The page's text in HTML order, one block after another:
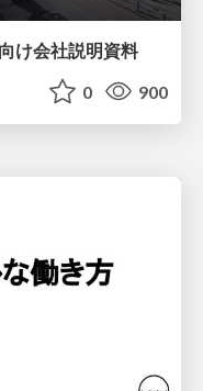
け会社説明資料
0 900